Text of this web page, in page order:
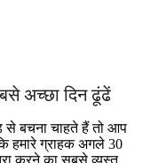
अच्छा दिन ढूंढें
से बचना चाहते हैं तो आप
हमारे ग्राहक अगले 30
करने का सबसे व्यस्त